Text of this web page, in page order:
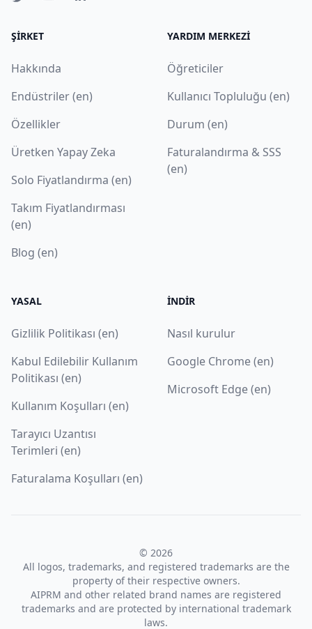
ŞIRKET
Hakkında
Endüstriler (en)
Özellikler
Üretken Yapay Zeka
Solo Fiyatlandırma (en)
Takım Fiyatlandırması
(en)
Blog (en)
YARDIM MERKEZI
Öğreticiler
Kullanıcı Topluluğu (en)
Durum (en)
Faturalandırma & SSS
(en)
YASAL
Gizlilik Politikası (en)
Kabul Edilebilir Kullanım
Politikası (en)
Kullanım Koşulları (en)
Tarayıcı Uzantısı
Terimleri (en)
Faturalama Koşulları (en)
İNDIR
Nasıl kurulur
Google Chrome (en)
Microsoft Edge (en)
© 2026
All logos, trademarks, and registered trademarks are the
property of their respective owners.
AIPRM and other related brand names are registered
trademarks and are protected by international trademark
laws.